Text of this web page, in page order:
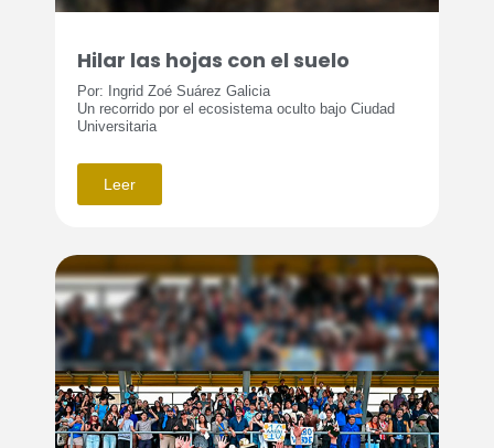
Hilar las hojas con el suelo
Por: Ingrid Zoé Suárez Galicia
Un recorrido por el ecosistema oculto bajo Ciudad
Universitaria
Leer